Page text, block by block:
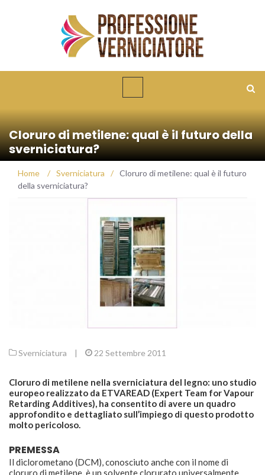
Cloruro di metilene: qual è il futuro della
sverniciatura?
Home / Sverniciatura / Cloruro di metilene: qual è il futuro
della sverniciatura?
Sverniciatura | 22 Settembre 2011
Cloruro di metilene nella sverniciatura del legno: uno studio
europeo realizzato da ETVAREAD (Expert Team for Vapour
Retarding Additives), ha consentito di avere un quadro
approfondito e dettagliato sull’impiego di questo prodotto
molto pericoloso.
PREMESSA
Il diclorometano (DCM), conosciuto anche con il nome di
cloruro di metilene, è un solvente clorurato universalmente